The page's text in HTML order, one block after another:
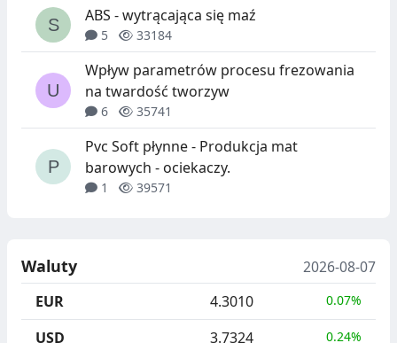
ABS - wytrącająca się maź
5 33184
Wpływ parametrów procesu frezowania
na twardość tworzyw
6 35741
Pvc Soft płynne - Produkcja mat
barowych - ociekaczy.
1 39571
Waluty
2026-08-07
EUR
4.3010 0.07%
USD 3.7324 0.24%